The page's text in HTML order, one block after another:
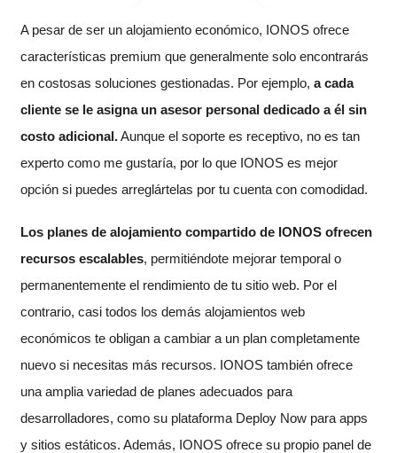
A pesar de ser un alojamiento económico, IONOS ofrece
características premium que generalmente solo encontrarás
en costosas soluciones gestionadas. Por ejemplo, a cada
cliente se le asigna un asesor personal dedicado a él sin
costo adicional.Aunque el soporte es receptivo, no es tan
experto como me gustaría, por lo que IONOS es mejor
opción si puedes arreglártelas por tu cuenta con comodidad.
Los planes de alojamiento compartido de IONOS ofrecen
recursos escalables, permitiéndote mejorar temporal o
permanentemente el rendimiento de tu sitio web. Por el
contrario, casi todos los demás alojamientos web
económicos te obligan a cambiar a un plan completamente
nuevo si necesitas más recursos. IONOS también ofrece
una amplia variedad de planes adecuados para
desarrolladores, como su plataforma Deploy Now para apps
y sitios estáticos. Además, IONOS ofrece su propio panel de